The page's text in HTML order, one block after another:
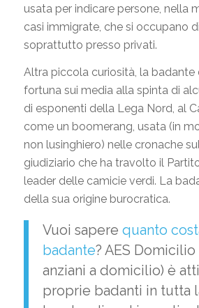
usata per indicare persone, nella
casi immigrate, che si occupano
soprattutto presso privati.
Altra piccola curiosità, la badante
fortuna sui media alla spinta di
di esponenti della Lega Nord, al
come un boomerang, usata (in
non lusinghiero) nelle cronache
giudiziario che ha travolto il
leader delle camicie verdi. La
della sua origine burocratica.
Vuoi sapere quanto
badante? AES Domicilio
anziani a domicilio) è
proprie badanti in tutta